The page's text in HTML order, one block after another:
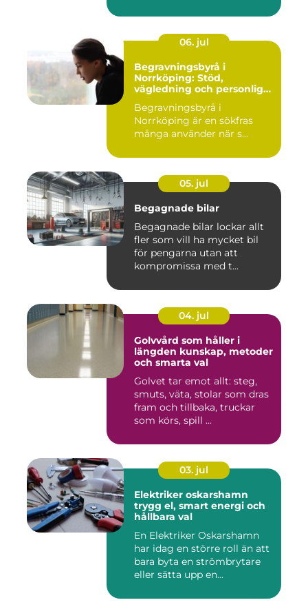
06. jul
Begravningsbyrå i
Norrköping: Stöd,
vägledning och personliga
Begravningsbyrå i
Norrköping är en sökfras
många använder när s...
05. jul
Begagnade bilar
Begagnade bilar lockar allt
fler som vill ha mycket bil
för pengarna utan att
kompromissa med t...
04. jul
Golvvård som håller i
längden kunskap, metoder
och smarta val
Golvet tar emot allt: steg,
smuts, väta, stolar som dras
fram och tillbaka, truckar
som körs, spill ...
03. jul
Elektriker oskarshamn
trygg el, smart energi och
hållbara val
En Elektriker Oskarshamn
har idag en större roll än att
bara byta en strömbrytare
eller sätta upp en...